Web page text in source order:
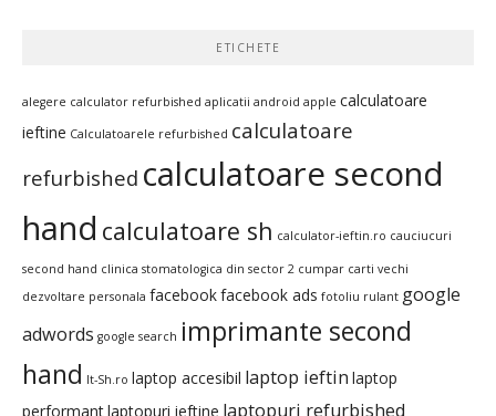
ETICHETE
alegere calculator refurbished aplicatii android apple calculatoare
ieftine Calculatoarele refurbished calculatoare
refurbished calculatoare second
hand calculatoare sh calculator-ieftin.ro cauciucuri
second hand clinica stomatologica din sector 2 cumpar carti vechi
dezvoltare personala facebookfacebook ads fotoliu rulant google
adwords google search imprimante second
hand It-Sh.ro laptop accesibil laptop ieftin laptop
performantlaptopuri ieftine laptopuri refurbished